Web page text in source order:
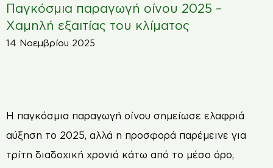
Παγκόσμια παραγωγή οίνου 2025 –
Χαμηλή εξαιτίας του κλίματος
14 Νοεμβρίου 2025
Η παγκόσμια παραγωγή οίνου σημείωσε ελαφριά
αύξηση το 2025, αλλά η προσφορά παρέμεινε για
τρίτη διαδοχική χρονιά κάτω από το μέσο όρο,